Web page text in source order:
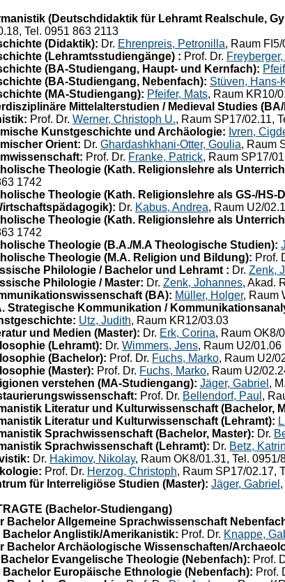
(Deutschdidaktik für Lehramt Realschule,
Tel. 0951 863 2113
(Didaktik): Dr. Ehrenpreis, Petronilla, Raum
(Lehramtsstudiengänge) : Prof. Dr.
(BA-Studiengang, Haupt- und Kernfach):
(BA-Studiengang, Nebenfach): Stüven, Hans-
(MA-Studiengang): Pfeifer, Mats, Raum KR10/
Mittelalterstudien / Medieval Studies
Prof. Dr. Werner, Christoph U., Raum SP17/02.11,
Kunstgeschichte und Archäologie: Ivren,
Orient: Dr. Ghardashkhani-Otter, Goulia, Raum
Prof. Dr. Franke, Patrick, Raum SP17/
Theologie (Kath. Religionslehre als
1742
Theologie (Kath. Religionslehre als GS-/
Dr. Kabus, Andrea, Raum U2/
Theologie (Kath. Religionslehre als
1742
Theologie (B.A./M.A Theologische Studien):
Theologie (M.A. Religion und Bildung): Prof.
Philologie / Bachelor und Lehramt : Dr. Zenk,
Philologie / Master: Dr. Zenk, Johannes, Akad.
(BA): Müller, Holger, Raum
Strategische Kommunikation /
Utz, Judith, Raum KR12/03.03
und Medien (Master): Dr. Erk, Corina, Raum OK8/
(Lehramt): Dr. Wimmers, Jens, Raum U2/01.06
(Bachelor): Prof. Dr. Fuchs, Marko, Raum U2/
(Master): Prof. Dr. Fuchs, Marko, Raum U2/
verstehen (MA-Studiengang): Jäger, Gabriel ,
Prof. Dr. Bellendorf, Paul ,
Literatur und Kulturwissenschaft (Bachelor,
Literatur und Kulturwissenschaft (Lehramt):
Sprachwissenschaft (Bachelor, Master): Dr.
Sprachwissenschaft (Lehramt): Dr. Betz, Katrin
Dr. Hakimov, Nikolay, Raum OK8/01.31, Tel. 0951/
Prof. Dr. Herzog, Christoph, Raum SP17/02.17,
für Interreligiöse Studien (Master): Jäger, Gabriel
(Bachelor-Studiengang)
Bachelor Allgemeine Sprachwissenschaft
Anglistik/Amerikanistik: Prof. Dr. Knappe,
Bachelor Archäologische Wissenschaften/
Evangelische Theologie (Nebenfach): Prof.
Europäische Ethnologie (Nebenfach): Prof.